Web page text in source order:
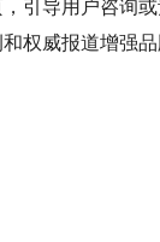
引导用户咨询
和权威报道增强